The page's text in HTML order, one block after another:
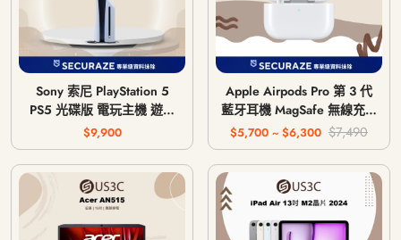
Sony 索尼 PlayStation 5
PS5 光碟版 電玩主機 遊戲
主機 CFI-1018A / CFI-
1118A / CFI-1218A
$9,900
Apple Airpods Pro 第 3 代
藍牙耳機 MagSafe 無線充電
版 USB-C
$5,700 ~ $6,300 $7,490